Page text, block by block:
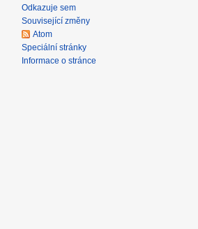
Odkazuje sem
Související změny
Atom
Speciální stránky
Informace o stránce